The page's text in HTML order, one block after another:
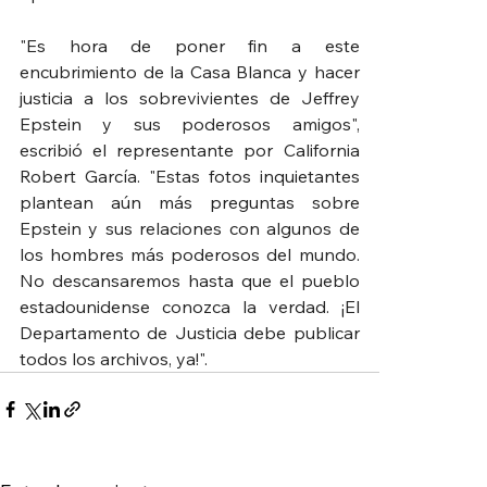
"Es hora de poner fin a este
encubrimiento de la Casa Blanca y hacer
justicia a los sobrevivientes de Jeffrey
Epstein y sus poderosos amigos",
escribió el representante por California
Robert García. "Estas fotos inquietantes
plantean aún más preguntas sobre
Epstein y sus relaciones con algunos de
los hombres más poderosos del mundo.
No descansaremos hasta que el pueblo
estadounidense conozca la verdad. ¡El
Departamento de Justicia debe publicar
todos los archivos, ya!".